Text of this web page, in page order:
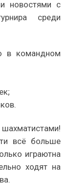
новостями с
среди
в командном
всё больше
играютна
ходят на